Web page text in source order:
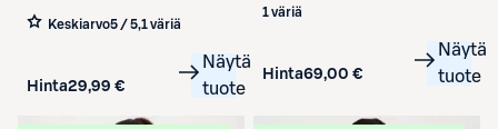
Keskiarvo5 / 5,1 väriä
Hinta29,99 €
Näytä
tuote
1 väriä
Hinta69,00 €
Näytä
tuote